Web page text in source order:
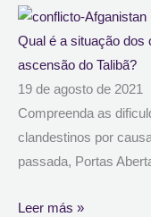
Qual é a situação dos
ascensão do Talibã?
19 de agosto de 2021
Compreenda as
clandestinos por
passada, Portas
Leer más »